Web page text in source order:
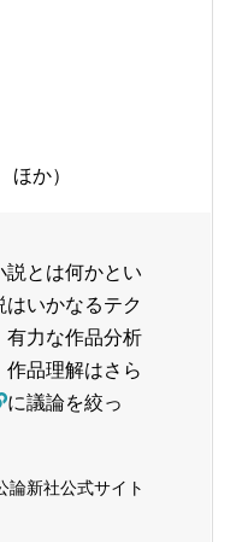
か）
とは何かとい
いかなるテク
有力な作品分析
品理解はさら
に議論を絞っ
論新社公式サイト